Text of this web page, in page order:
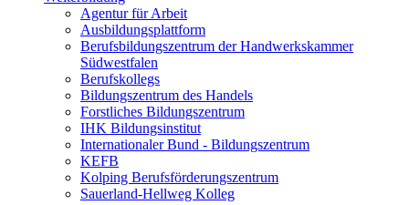
Agentur für Arbeit
Ausbildungsplattform
Berufsbildungszentrum der Handwerkskammer
Südwestfalen
Berufskollegs
Bildungszentrum des Handels
Forstliches Bildungszentrum
IHK Bildungsinstitut
Internationaler Bund - Bildungszentrum
KEFB
Kolping Berufsförderungszentrum
Sauerland-Hellweg Kolleg